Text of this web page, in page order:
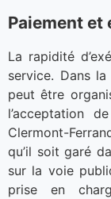
Paiement et
La rapidité
service. Dans
peut être
l’acceptation
Clermont-
qu’il soit garé
sur la voie
prise en